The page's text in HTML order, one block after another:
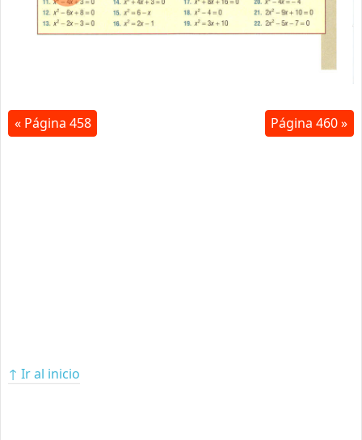
« Página 458 Página 460 »
↑ Ir al inicio